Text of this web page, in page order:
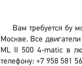
Вам требуется бу
Москве. Все
ML II 500 4-matic в
телефону: +7 958 581